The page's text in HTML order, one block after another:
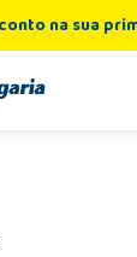
na sua